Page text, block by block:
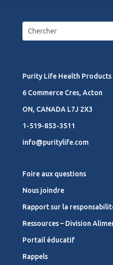
Purity Life Health Products
6 Commerce Cres, Acton
ON, CANADA L7J 2X3
1-519-853-3511
info@puritylife.com
Foire aux questions
Nous joindre
Rapport sur la
Ressources – Division
Portail éducatif
Rappels